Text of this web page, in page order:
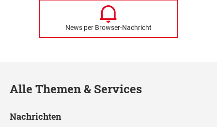
News per Browser-Nachricht
Alle Themen & Services
Nachrichten